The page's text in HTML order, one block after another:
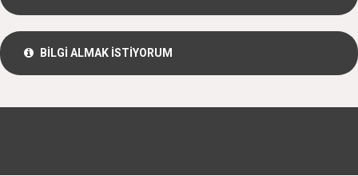
BİLGİ ALMAK İSTİYORUM